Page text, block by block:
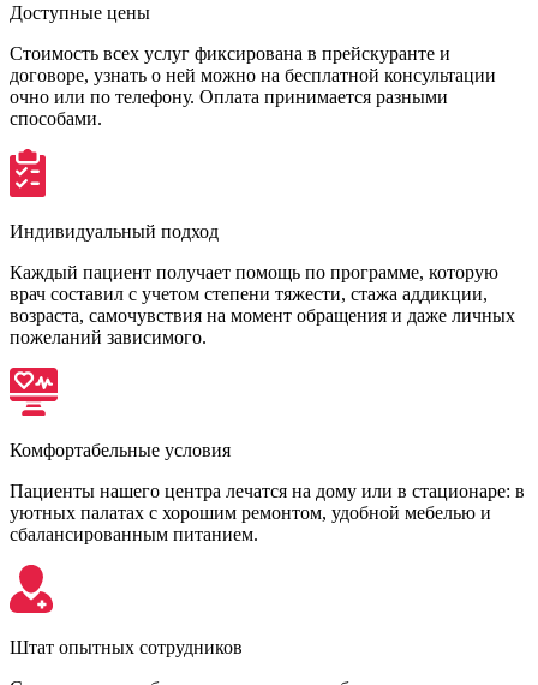
Доступные цены
Стоимость всех услуг фиксирована в прейскуранте и
договоре, узнать о ней можно на бесплатной консультации
очно или по телефону. Оплата принимается разными
способами.
Индивидуальный подход
Каждый пациент получает помощь по программе, которую
врач составил с учетом степени тяжести, стажа аддикции,
возраста, самочувствия на момент обращения и даже личных
пожеланий зависимого.
Комфортабельные условия
Пациенты нашего центра лечатся на дому или в стационаре: в
уютных палатах с хорошим ремонтом, удобной мебелью и
сбалансированным питанием.
Штат опытных сотрудников